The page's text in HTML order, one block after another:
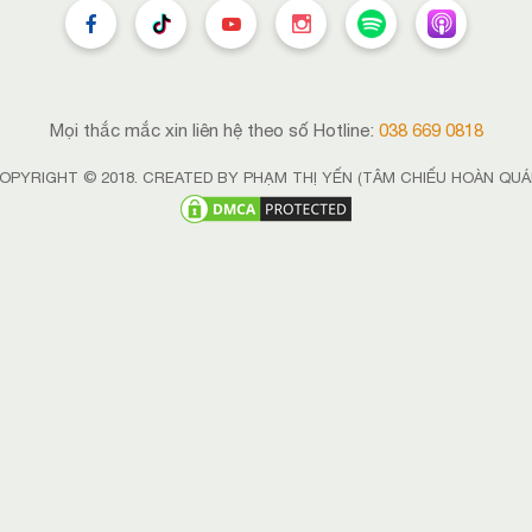
Mọi thắc mắc xin liên hệ theo số Hotline: 038 669 0818
© 2018. CREATED BY PHẠM THỊ YẾN (TÂM CHIẾU HOÀN